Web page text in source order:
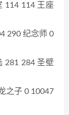
114 114 王座
290 纪念师 0
281 284 圣壁
之子 0 10047